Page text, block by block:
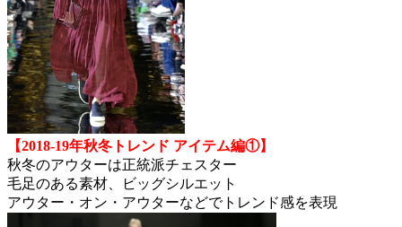
【2018-19年秋冬トレンド アイテム編①】
秋冬のアウターは正統派チェスター
毛足のある素材、ビッグシルエット
アウター・オン・アウターなどでトレンド感を表現